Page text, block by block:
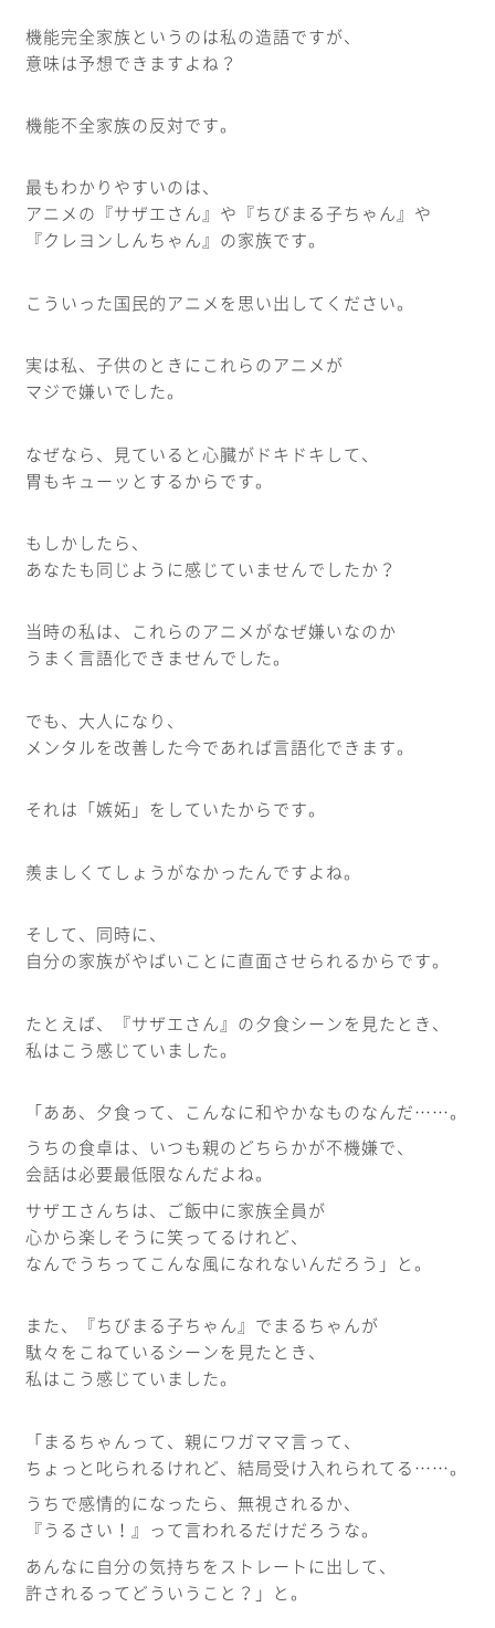
機能完全家族というのは私の造語ですが、
意味は予想できますよね？
機能不全家族の反対です。
最もわかりやすいのは、
アニメの『サザエさん』や『ちびまる子ちゃん』や
『クレヨンしんちゃん』の家族です。
こういった国民的アニメを思い出してください。
実は私、子供のときにこれらのアニメが
マジで嫌いでした。
なぜなら、見ていると心臓がドキドキして、
胃もキューッとするからです。
もしかしたら、
あなたも同じように感じていませんでしたか？
当時の私は、これらのアニメがなぜ嫌いなのか
うまく言語化できませんでした。
でも、大人になり、
メンタルを改善した今であれば言語化できます。
それは「嫉妬」をしていたからです。
羨ましくてしょうがなかったんですよね。
そして、同時に、
自分の家族がやばいことに直面させられるからです。
たとえば、『サザエさん』の夕食シーンを見たとき、
私はこう感じていました。
「ああ、夕食って、こんなに和やかなものなんだ……。
うちの食卓は、いつも親のどちらかが不機嫌で、
会話は必要最低限なんだよね。
サザエさんちは、ご飯中に家族全員が
心から楽しそうに笑ってるけれど、
なんでうちってこんな風になれないんだろう」と。
また、『ちびまる子ちゃん』でまるちゃんが
駄々をこねているシーンを見たとき、
私はこう感じていました。
「まるちゃんって、親にワガママ言って、
ちょっと叱られるけれど、結局受け入れられてる……。
うちで感情的になったら、無視されるか、
『うるさい！』って言われるだけだろうな。
あんなに自分の気持ちをストレートに出して、
許されるってどういうこと？」と。